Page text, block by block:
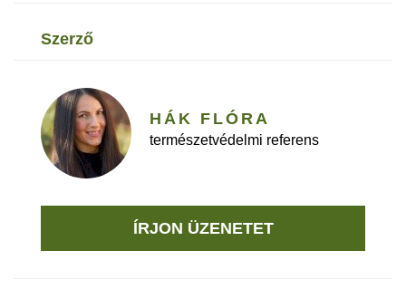
szerző
HÁK FLÓRA
természetvédelmi referens
ÍRJON ÜZENETET